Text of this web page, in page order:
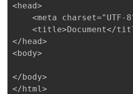
<head>
<meta charset="UTF-
<title>Document</
</head>
<body>
</body>
</html>